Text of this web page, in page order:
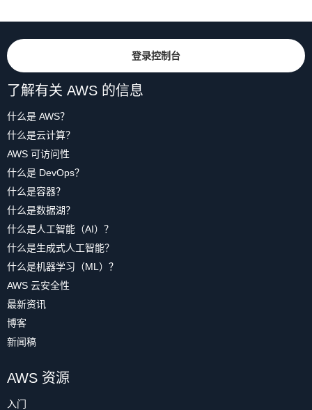
登录控制台
了解有关 AWS 的信息
什么是 AWS？
什么是云计算？
AWS 可访问性
什么是 DevOps？
什么是容器？
什么是数据湖？
什么是人工智能（AI）？
什么是生成式人工智能？
什么是机器学习（ML）？
AWS 云安全性
最新资讯
博客
新闻稿
AWS 资源
入门